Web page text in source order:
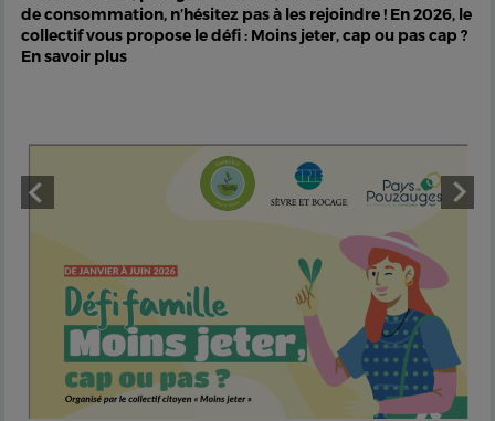
de consommation, n’hésitez pas à les rejoindre ! En 2026, le
collectif vous propose le défi : Moins jeter, cap ou pas cap ?
En savoir plus